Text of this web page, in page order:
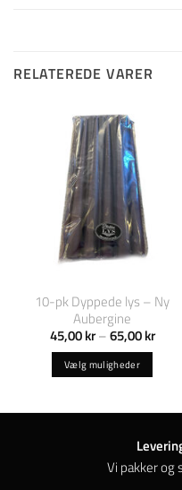
RELATEREDE VARER
10-pk Dyppede lys – Ny
Aubergine
45,00kr–65,00kr
Vælg muligheder
varianter.
Mulighederne
Vi pakker og